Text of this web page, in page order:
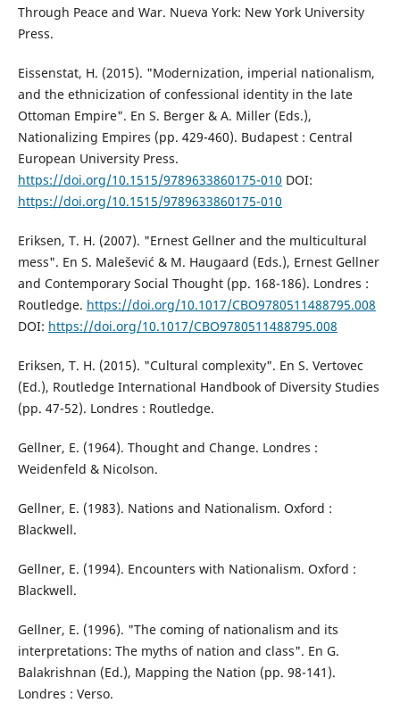
Through Peace and War. Nueva York: New York University
Press.
Eissenstat, H. (2015). "Modernization, imperial nationalism,
and the ethnicization of confessional identity in the late
Ottoman Empire". En S. Berger & A. Miller (Eds.),
Nationalizing Empires (pp. 429-460). Budapest : Central
European University Press.
https://doi.org/10.1515/9789633860175-010 DOI:
https://doi.org/10.1515/9789633860175-010
Eriksen, T. H. (2007). "Ernest Gellner and the multicultural
mess". En S. Malešević & M. Haugaard (Eds.), Ernest Gellner
and Contemporary Social Thought (pp. 168-186). Londres :
Routledge. https://doi.org/10.1017/CBO9780511488795.008
DOI: https://doi.org/10.1017/CBO9780511488795.008
Eriksen, T. H. (2015). "Cultural complexity". En S. Vertovec
(Ed.), Routledge International Handbook of Diversity Studies
(pp. 47-52). Londres : Routledge.
Gellner, E. (1964). Thought and Change. Londres :
Weidenfeld & Nicolson.
Gellner, E. (1983). Nations and Nationalism. Oxford :
Blackwell.
Gellner, E. (1994). Encounters with Nationalism. Oxford :
Blackwell.
Gellner, E. (1996). "The coming of nationalism and its
interpretations: The myths of nation and class". En G.
Balakrishnan (Ed.), Mapping the Nation (pp. 98-141).
Londres : Verso.